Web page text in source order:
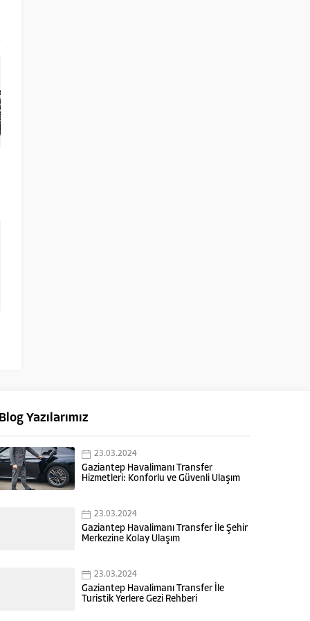
Blog Yazılarımız
23.03.2024
Gaziantep Havalimanı Transfer
Hizmetleri: Konforlu ve Güvenli Ulaşım
23.03.2024
Gaziantep Havalimanı Transfer İle Şehir
Merkezine Kolay Ulaşım
23.03.2024
Gaziantep Havalimanı Transfer İle
Turistik Yerlere Gezi Rehberi